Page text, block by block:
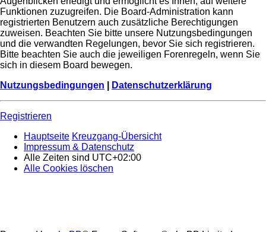
Funktionen zuzugreifen. Die Board-Administration kann
registrierten Benutzern auch zusätzliche Berechtigungen
zuweisen. Beachten Sie bitte unsere Nutzungsbedingungen
und die verwandten Regelungen, bevor Sie sich registrieren.
Bitte beachten Sie auch die jeweiligen Forenregeln, wenn Sie
sich in diesem Board bewegen.
Nutzungsbedingungen
Datenschutzerklärung
Registrieren
Hauptseite Kreuzgang-Übersicht
Impressum & Datenschutz
Alle Zeiten sind UTC+02:00
Alle Cookies löschen